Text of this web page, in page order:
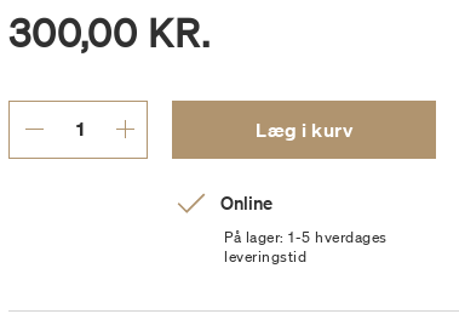
300,00 KR.
Læg i kurv
Online
På lager: 1-5 hverdages
leveringstid